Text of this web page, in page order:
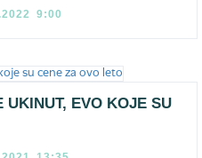
9:00
UKINUT, EVO KOJE SU